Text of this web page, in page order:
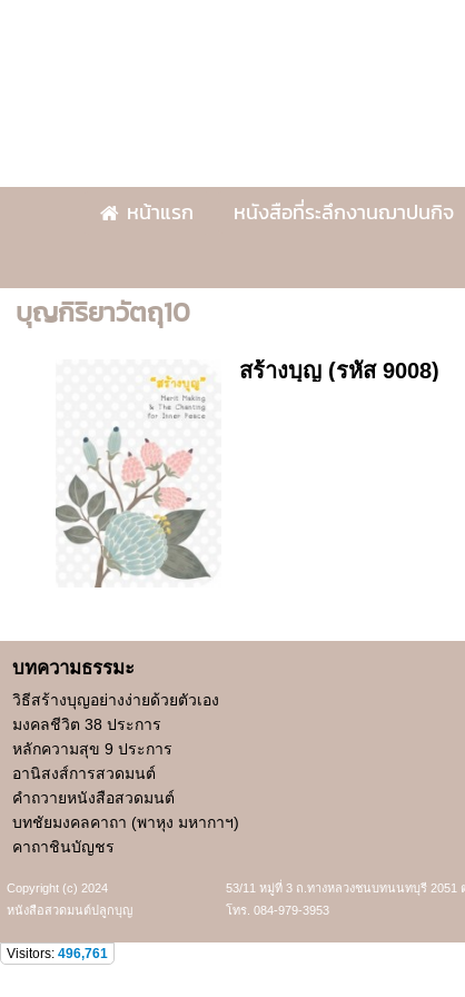
หน้าแรก หนังสือที่ระลึกงานฌาปนกิจ
บุญกิริยาวัตถุ10
สร้างบุญ (รหัส 9008)
บทความธรรมะ
วิธีสร้างบุญอย่างง่ายด้วยตัวเอง
มงคลชีวิต 38 ประการ
หลักความสุข 9 ประการ
อานิสงส์การสวดมนต์
คำถวายหนังสือสวดมนต์
บทชัยมงคลคาถา (พาหุง มหากาฯ)
คาถาชินบัญชร
Copyright (c) 2024
53/11 หมู่ที่ 3 ถ.ทางหลวงชนบทนนทบุรี 2051
หนังสือสวดมนต์ปลูกบุญ
โทร. 084-979-3953
Visitors: 496,761